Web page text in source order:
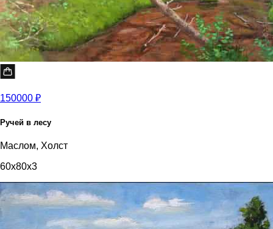
150000 ₽
Ручей в лесу
Маслом, Холст
60x80x3